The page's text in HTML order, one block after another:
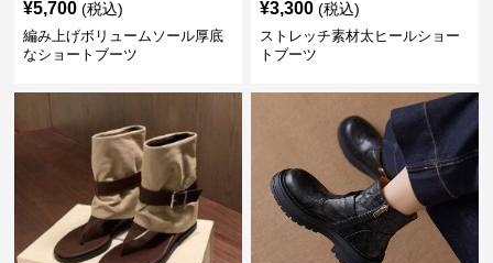
¥5,700 (税込)
編み上げボリュームソール厚底
なショートブーツ
¥3,300 (税込)
ストレッチ素材太ヒールショー
トブーツ